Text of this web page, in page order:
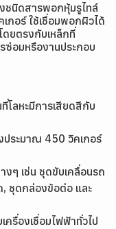
ชนิดสารพอกหุ้มรูไทล์
กอร์ ใช้เชื่อมพอกผิวได้
ดยตรงกับเหล็กที่
ซ่อมหรืองานประกอบ
ที่โลหะมีการเสียดสีกับ
ประมาณ 450 วิคเกอร์
งๆ เช่น ชุดขับเคลื่อนรถ
ชุดกล่องข้อต่อ และ
ครื่องเชื่อมไฟฟ้าทั่วไป